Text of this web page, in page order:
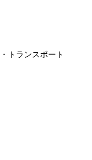
トランスポート